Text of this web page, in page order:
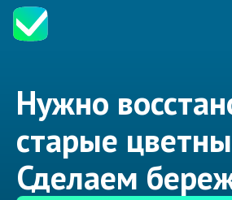
Нужно
старые
Сделаем